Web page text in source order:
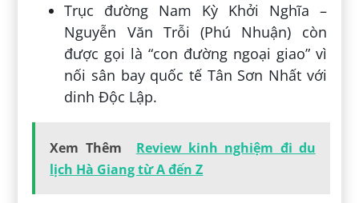
Trục đường Nam Kỳ Khởi Nghĩa –
Nguyễn Văn Trỗi (Phú Nhuận) còn
được gọi là “con đường ngoại giao” vì
nối sân bay quốc tế Tân Sơn Nhất với
dinh Độc Lập.
Xem Thêm
Review kinh nghiệm đi du
lịch Hà Giang từ A đến Z